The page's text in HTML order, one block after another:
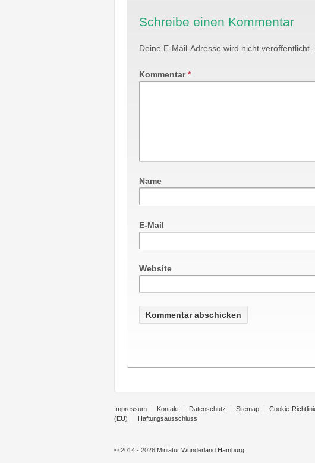
Schreibe einen Kommentar
Deine E-Mail-Adresse wird nicht veröffentlicht.
Kommentar*
Name
E-Mail
Website
Impressum Kontakt Datenschutz Sitemap Cookie-
(EU)
Haftungsausschluss
© 2014 - 2026 Miniatur Wunderland Hamburg